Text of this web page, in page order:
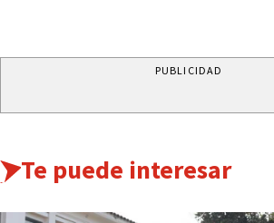
PUBLICIDAD
Te puede interesar